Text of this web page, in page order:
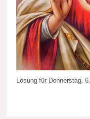
Losung für Donnerstag,